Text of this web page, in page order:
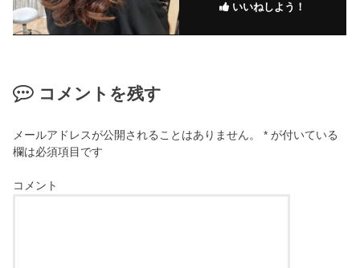
いいねしよう！
コメントを残す
メールアドレスが公開されることはありません。 * が付いている
欄は必須項目です
コメント